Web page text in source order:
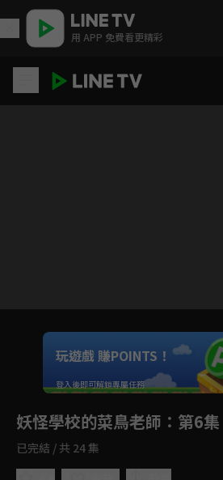
用 APP 免費看更精彩
Unmute
如有不便請見諒
玩遊戲 賺POINTS！
登入後即可解鎖專屬任務
妖怪學校的菜鳥老師 ：第6集
已完結 / 共 24 集